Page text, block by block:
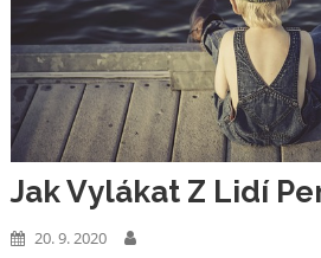
Jak Vylákat Z Lidí
20. 9. 2020